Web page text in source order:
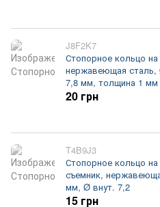
J8F2K7
Стопорное кольцо
нержавеющая
7,8 мм, толщина 1 мм
20 грн
T4B9J3
Стопорное кольцо
съемник,
мм, Ø внут. 7,2
15 грн